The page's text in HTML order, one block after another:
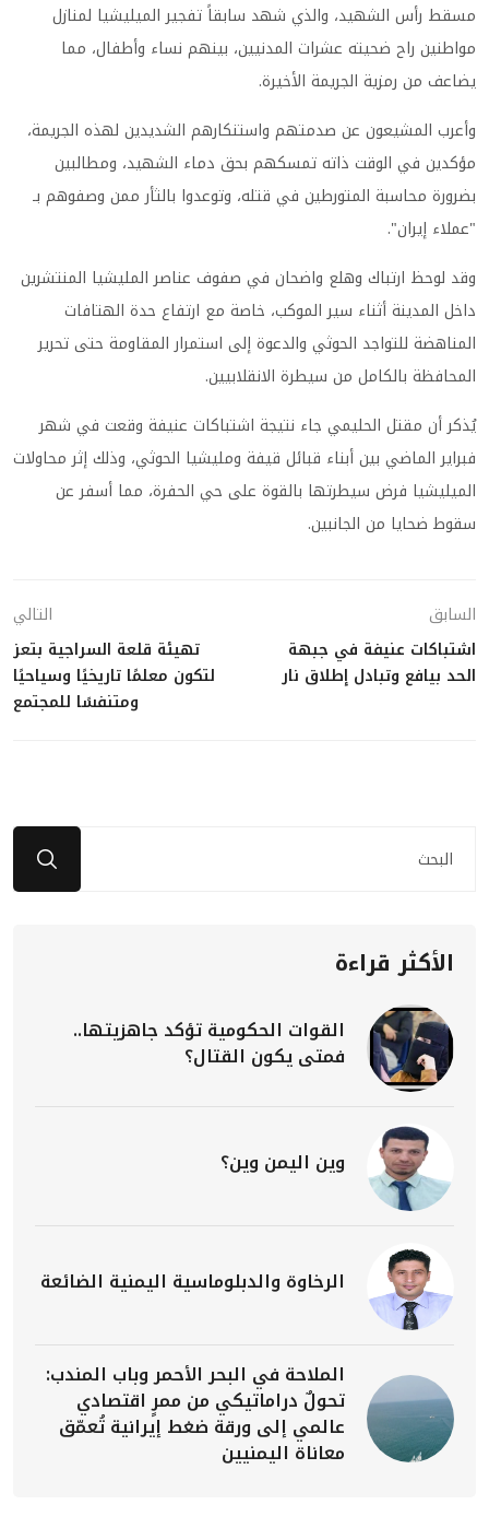
مسقط رأس الشهيد، والذي شهد سابقاً تفجير الميليشيا لمنازل
مواطنين راح ضحيته عشرات المدنيين، بينهم نساء وأطفال، مما
يضاعف من رمزية الجريمة الأخيرة.
وأعرب المشيعون عن صدمتهم واستنكارهم الشديدين لهذه الجريمة،
مؤكدين في الوقت ذاته تمسكهم بحق دماء الشهيد، ومطالبين
بضرورة محاسبة المتورطين في قتله، وتوعدوا بالثأر ممن وصفوهم بـ
"عملاء إيران".
وقد لوحظ ارتباك وهلع واضحان في صفوف عناصر المليشيا المنتشرين
داخل المدينة أثناء سير الموكب، خاصة مع ارتفاع حدة الهتافات
المناهضة للتواجد الحوثي والدعوة إلى استمرار المقاومة حتى تحرير
المحافظة بالكامل من سيطرة الانقلابيين.
يُذكر أن مقتل الحليمي جاء نتيجة اشتباكات عنيفة وقعت في شهر
فبراير الماضي بين أبناء قبائل قيفة ومليشيا الحوثي، وذلك إثر محاولات
الميليشيا فرض سيطرتها بالقوة على حي الحفرة، مما أسفر عن
سقوط ضحايا من الجانبين.
السابق
اشتباكات عنيفة في جبهة
الحد بيافع وتبادل إطلاق نار
التالي
تهيئة قلعة السراجية بتعز
لتكون معلمًا تاريخيًا وسياحيًا
ومتنفسًا للمجتمع
الأكثر قراءة
القوات الحكومية تؤكد جاهزيتها..
فمتى يكون القتال؟
وين اليمن وين؟
الرخاوة والدبلوماسية اليمنية الضائعة
الملاحة في البحر الأحمر وباب المندب:
تحولٌ دراماتيكي من ممرٍ اقتصادي
عالمي إلى ورقة ضغط إيرانية تُعمّق
معاناة اليمنيين